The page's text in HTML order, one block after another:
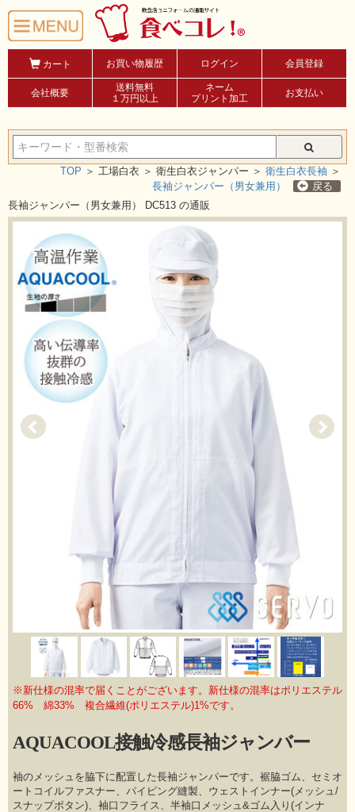
カート お買い物履歴 ログイン 会員登録
会社概要
送料無料
１万円以上
ネーム
プリント加工
お支払い
TOP ＞ 工場白衣 ＞ 衛生白衣ジャンパー ＞ 衛生白衣長袖 ＞
長袖ジャンパー（男女兼用）
戻る
長袖ジャンパー（男女兼用） DC513 の通販
※新仕様の混率で届くことがございます。新仕様の混率はポリエステル
66% 綿33% 複合繊維(ポリエステル)1%です。
AQUACOOL接触冷感長袖ジャンバー
袖のメッシュを脇下に配置した長袖ジャンパーです。裾脇ゴム、セミオ
ートコイルファスナー、パイピング縫製、ウェストインナー(メッシュ/
スナップボタン)、袖口フライス、半袖口メッシュ&ゴム入り(インナ